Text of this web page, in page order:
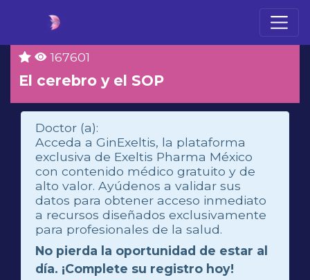
167601
El cerebro y el SOP
Doctor (a):
Acceda a GinExeltis, la plataforma
exclusiva de Exeltis Pharma México
con contenido médico gratuito y de
alto valor. Ayúdenos a validar sus
datos para obtener acceso inmediato
a recursos diseñados exclusivamente
para profesionales de la salud.
No pierda la oportunidad de estar al
día. ¡Complete su registro hoy!